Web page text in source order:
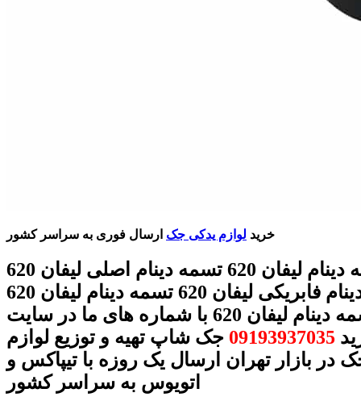
خرید لوازم یدکی جک ارسال فوری به سراسر کشور
قیمت تسمه دینام لیفان 620 تسمه دینام اصلی لیفان 620
تسمه دینام فابریکی لیفان 620 تسمه دینام لیفان 620
بهترین تسمه دینام لیفان 620 با شماره های ما در سایت
09193937035 جک شاپ تهیه و توزیع لوازم
در بازار تهران ارسال یک روزه با تیپاکس و
اتویوس به سراسر کشور